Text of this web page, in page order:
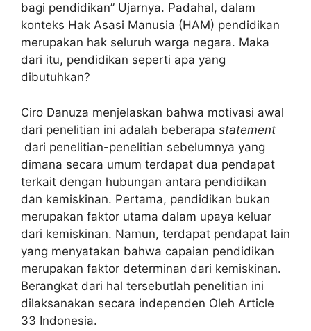
bagi pendidikan” Ujarnya. Padahal, dalam
konteks Hak Asasi Manusia (HAM) pendidikan
merupakan hak seluruh warga negara. Maka
dari itu, pendidikan seperti apa yang
dibutuhkan?
Ciro Danuza menjelaskan bahwa motivasi awal
dari penelitian ini adalah beberapa statement
dari penelitian-penelitian sebelumnya yang
dimana secara umum terdapat dua pendapat
terkait dengan hubungan antara pendidikan
dan kemiskinan. Pertama, pendidikan bukan
merupakan faktor utama dalam upaya keluar
dari kemiskinan. Namun, terdapat pendapat lain
yang menyatakan bahwa capaian pendidikan
merupakan faktor determinan dari kemiskinan.
Berangkat dari hal tersebutlah penelitian ini
dilaksanakan secara independen Oleh Article
33 Indonesia.